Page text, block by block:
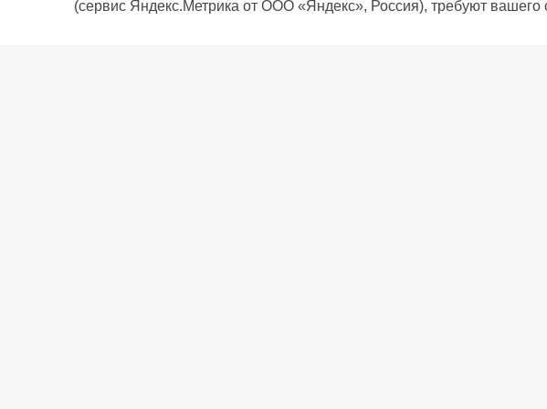
(сервис Яндекс.Метрика от ООО «Яндекс», Россия), требуют вашего